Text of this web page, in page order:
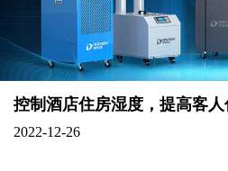
控制酒店住房湿度，提高客
2022-12-26